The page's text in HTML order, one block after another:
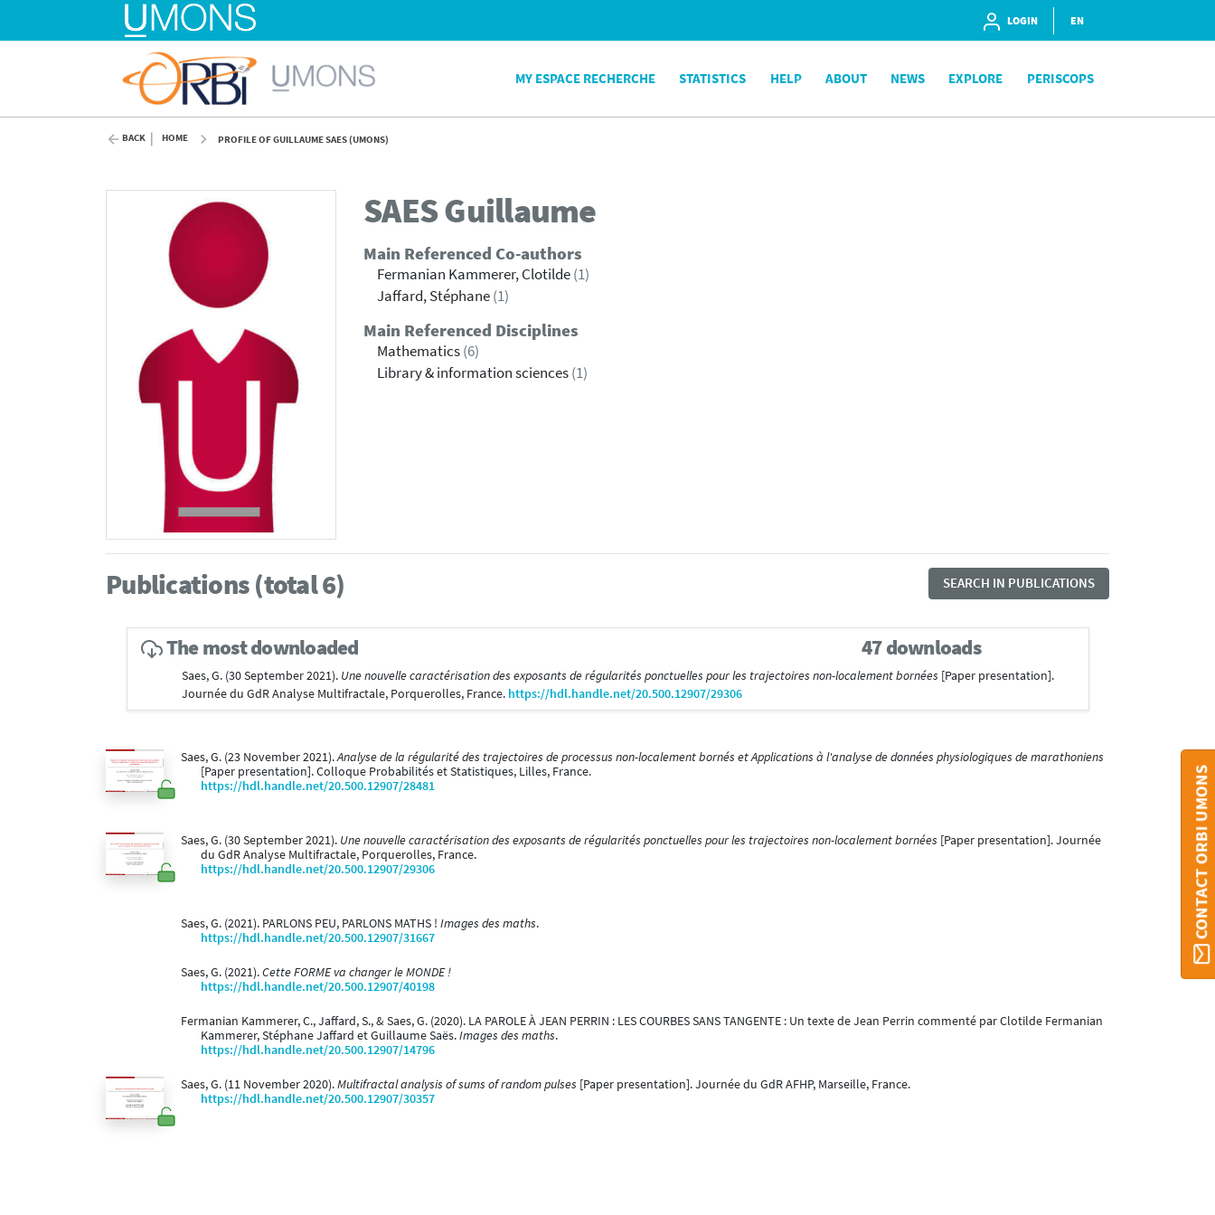
LOGIN EN
MY ESPACE RECHERCHE STATISTICS HELP ABOUT NEWS EXPLORE PERISCOPS
BACK HOME PROFILE OF GUILLAUME SAES (UMONS)
SAESGuillaume
Main Referenced Co-authors
Fermanian Kammerer, Clotilde(1)
Jaffard, Stéphane(1)
Main Referenced Disciplines
Mathematics(6)
Library & information sciences(1)
Publications (total 6) SEARCH IN PUBLICATIONS
The most downloaded 47 downloads
Saes, G. (30 September 2021). Une nouvelle caractérisation des exposants de régularités ponctuelles pour les trajectoires non-localement bornées [Paper presentation].
Journée du GdR Analyse Multifractale, Porquerolles, France. https://hdl.handle.net/20.500.12907/29306
Saes, G. (23 November 2021).Analyse de la régularité des trajectoires de processus non-localement bornés et Applications à l'analyse de données physiologiques de marathoniens
[Paper presentation]. Colloque Probabilités et Statistiques, Lilles, France.
https://hdl.handle.net/20.500.12907/28481
Saes, G. (30 September 2021). Une nouvelle caractérisation des exposants de régularités ponctuelles pour les trajectoires non-localement bornées [Paper presentation]. Journée
du GdR Analyse Multifractale, Porquerolles, France.
https://hdl.handle.net/20.500.12907/29306
Saes, G. (2021). PARLONS PEU, PARLONS MATHS ! Images des maths.
https://hdl.handle.net/20.500.12907/31667
Saes, G. (2021).Cette FORME va changer le MONDE !
https://hdl.handle.net/20.500.12907/40198
Fermanian Kammerer, C., Jaffard, S., & Saes, G. (2020). LA PAROLE À JEAN PERRIN : LES COURBES SANS TANGENTE : Un texte de Jean Perrin commenté par Clotilde Fermanian
Kammerer, Stéphane Jaffard et Guillaume Saës.Images des maths.
https://hdl.handle.net/20.500.12907/14796
Saes, G. (11 November 2020).Multifractal analysis of sums of random pulses [Paper presentation]. Journée du GdR AFHP, Marseille, France.
https://hdl.handle.net/20.500.12907/30357
CONTACT ORBI UMONS